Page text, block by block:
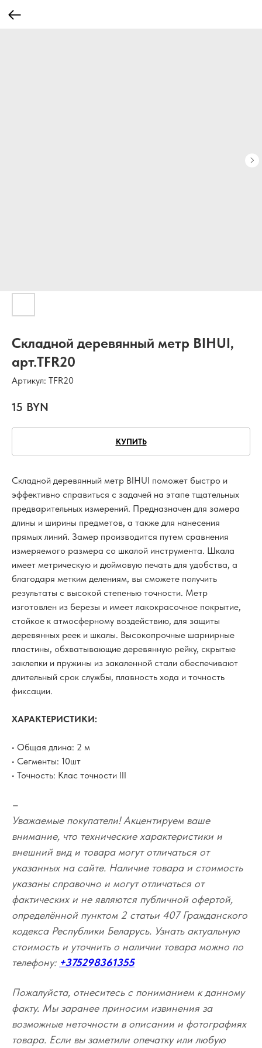
Складной деревянный метр BIHUI,
арт.TFR20
Артикул: TFR20
15 BYN
КУПИТЬ
Складной деревянный метр BIHUI поможет быстро и
эффективно справиться с задачей на этапе тщательных
предварительных измерений. Предназначен для замера
длины и ширины предметов, а также для нанесения
прямых линий. Замер производится путем сравнения
измеряемого размера со шкалой инструмента. Шкала
имеет метрическую и дюймовую печать для удобства, а
благодаря метким делениям, вы сможете получить
результаты с высокой степенью точности. Метр
изготовлен из березы и имеет лакокрасочное покрытие,
стойкое к атмосферному воздействию, для защиты
деревянных реек и шкалы. Высокопрочные шарнирные
пластины, обхватывающие деревянную рейку, скрытые
заклепки и пружины из закаленной стали обеспечивают
длительный срок службы, плавность хода и точность
фиксации.
ХАРАКТЕРИСТИКИ:
• Общая длина: 2 м
• Сегменты: 10шт
• Точность: Клас точности III
–
Уважаемые покупатели! Акцентируем ваше
внимание, что технические характеристики и
внешний вид и товара могут отличаться от
указанных на сайте. Наличие товара и стоимость
указаны справочно и могут отличаться от
фактических и не являются публичной офертой,
определённой пунктом 2 статьи 407 Гражданского
кодекса Республики Беларусь. Узнать актуальную
стоимость и уточнить о наличии товара можно по
телефону: +375298361355
Пожалуйста, отнеситесь с пониманием к данному
факту. Мы заранее приносим извинения за
возможные неточности в описании и фотографиях
товара. Если вы заметили опечатку или любую